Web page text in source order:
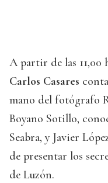
A partir de las 11,00
Carlos Casares
mano del fotógrafo
Boyano Sotillo,
Seabra, y Javier
de presentar los
de Luzón.